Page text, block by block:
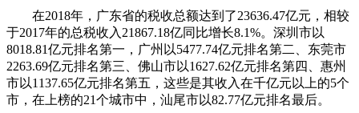
在2018年，广东省的税收总额达到了23636.47亿元，相较
于2017年的总税收入21867.18亿同比增长8.1%。深圳市以
8018.81亿元排名第一，广州以5477.74亿元排名第二、东莞市
2263.69亿元排名第三、佛山市以1627.62亿元排名第四、惠州
市以1137.65亿元排名第五，这些是其收入在千亿元以上的5个
市，在上榜的21个城市中，汕尾市以82.77亿元排名最后。